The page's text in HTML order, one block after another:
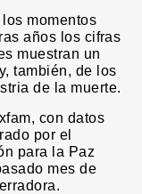
momentos
años los cifras
muestran un
también, de los
de la muerte.
con datos
por el
para la Paz
mes de